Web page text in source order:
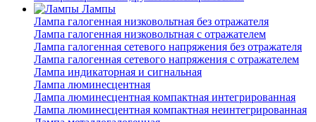
Лампы
Лампа галогенная низковольтная без отражателя
Лампа галогенная низковольтная с отражателем
Лампа галогенная сетевого напряжения без отражателя
Лампа галогенная сетевого напряжения с отражателем
Лампа индикаторная и сигнальная
Лампа люминесцентная
Лампа люминесцентная компактная интегрированная
Лампа люминесцентная компактная неинтегрированная